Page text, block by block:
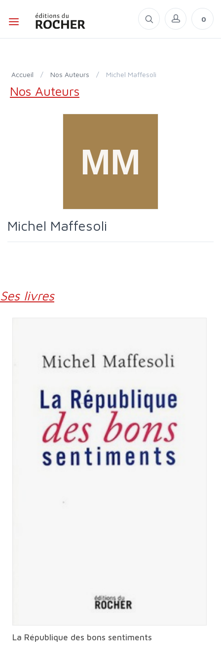
0
Accueil / Nos Auteurs / Michel Maffesoli
Nos Auteurs
Michel Maffesoli
Ses livres
La République des bons sentiments